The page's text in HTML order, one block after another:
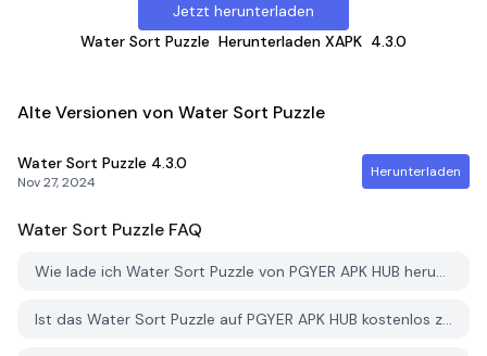
Jetzt herunterladen
Water Sort Puzzle Herunterladen XAPK 4.3.0
Alte Versionen von Water Sort Puzzle
Water Sort Puzzle 4.3.0
Nov 27, 2024
Herunterladen
Water Sort Puzzle FAQ
Wie lade ich Water Sort Puzzle von PGYER APK HUB herunter?
Ist das Water Sort Puzzle auf PGYER APK HUB kostenlos zum Download?